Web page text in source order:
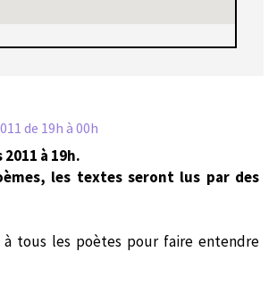
de 19h à 00h
à 19h.
les textes seront lus par des
tous les poètes pour faire entendre